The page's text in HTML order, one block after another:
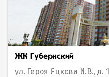
ЖК Губернский
ул. Героя Яцкова И.В., д. 1